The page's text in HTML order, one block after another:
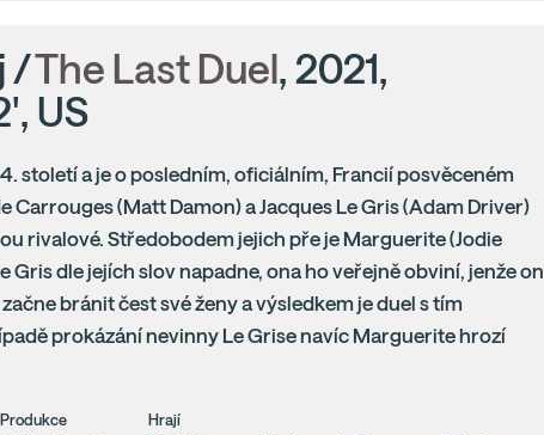
/The Last Duel, 2021,
US
století a je o posledním, oficiálním, Francií posvěceném
Carrouges (Matt Damon) a Jacques Le Gris (Adam Driver)
rivalové. Středobodem jejich pře je Marguerite (Jodie
Gris dle jejích slov napadne, ona ho veřejně obviní, jenže on
bránit čest své ženy a výsledkem je duel s tím
prokázání nevinny Le Grise navíc Marguerite hrozí
Produkce Hrají